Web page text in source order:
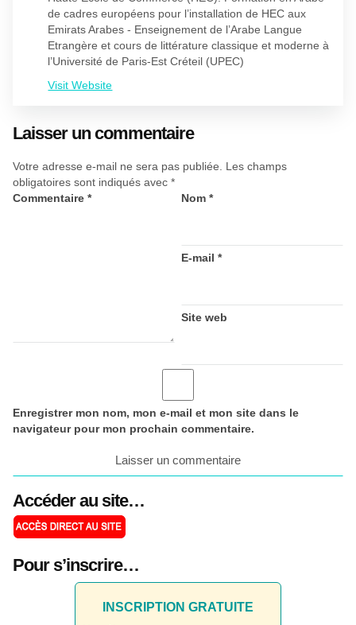
de cadres européens pour l’installation de HEC aux
Emirats Arabes - Enseignement de l’Arabe Langue
Etrangère et cours de littérature classique et moderne à
l’Université de Paris-Est Créteil (UPEC)
Visit Website
Laisser un commentaire
Votre adresse e-mail ne sera pas publiée.
Les champs
obligatoires sont indiqués avec *
Commentaire * Nom*
E-mail*
Site web
Enregistrer mon nom, mon e-mail et mon site dans le
navigateur pour mon prochain commentaire.
Accéder au site…
Pour s’inscrire…
INSCRIPTION GRATUITE